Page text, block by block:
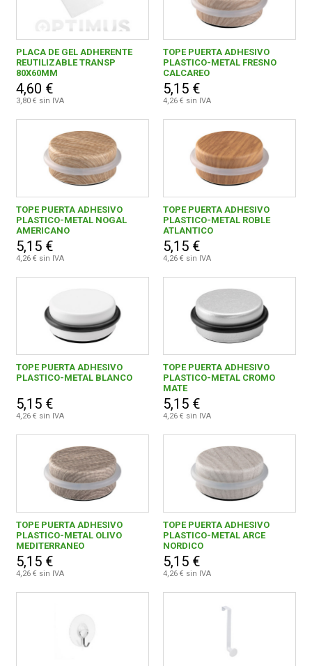
PLACA DE GEL ADHERENTE
REUTILIZABLE TRANSP
80X60MM
4,60 €
3,80 € sin IVA
TOPE PUERTA ADHESIVO
PLASTICO-METAL FRESNO
CALCAREO
5,15 €
4,26 € sin IVA
TOPE PUERTA ADHESIVO
PLASTICO-METAL NOGAL
AMERICANO
5,15 €
4,26 € sin IVA
TOPE PUERTA ADHESIVO
PLASTICO-METAL ROBLE
ATLANTICO
5,15 €
4,26 € sin IVA
TOPE PUERTA ADHESIVO
PLASTICO-METAL BLANCO
5,15 €
4,26 € sin IVA
TOPE PUERTA ADHESIVO
PLASTICO-METAL CROMO
MATE
5,15 €
4,26 € sin IVA
TOPE PUERTA ADHESIVO
PLASTICO-METAL OLIVO
MEDITERRANEO
5,15 €
4,26 € sin IVA
TOPE PUERTA ADHESIVO
PLASTICO-METAL ARCE
NORDICO
5,15 €
4,26 € sin IVA